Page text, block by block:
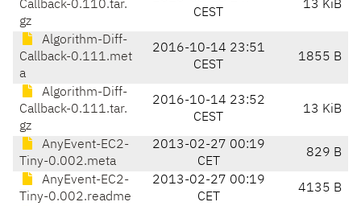
Callback-0.110.tar.
gz
CEST
13 KiB
Algorithm-Diff-
Callback-0.111.met
a
2016-10-14 23:51
CEST
1855 B
Algorithm-Diff-
Callback-0.111.tar.
gz
2016-10-14 23:52
CEST
13 KiB
AnyEvent-EC2-
Tiny-0.002.meta
2013-02-27 00:19
CET
829 B
AnyEvent-EC2-
Tiny-0.002.readme
2013-02-27 00:19
CET
4135 B